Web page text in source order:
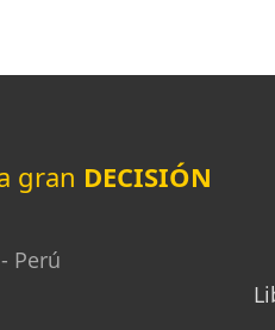
gran DECISIÓN
Perú